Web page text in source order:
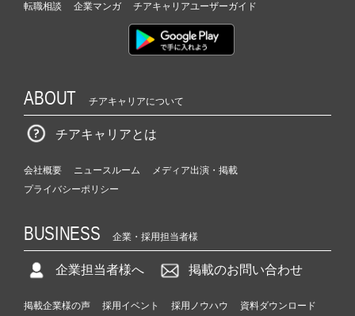
転職相談
企業マンガ チアキャリアユーザーガイド
ABOUT チアキャリアについて
チアキャリアとは
会社概要 ニュースルーム
メディア出演・掲載
プライバシーポリシー
BUSINESS 企業・採用担当者様
企業担当者様へ 掲載のお問い合わせ
掲載企業様の声 採用イベント 採用ノウハウ 資料ダウンロード